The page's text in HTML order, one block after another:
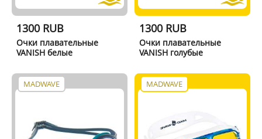
1300 RUB
Очки плавательные
VANISH белые
1300 RUB
Очки плавательные
VANISH голубые
MADWAVE MADWAVE